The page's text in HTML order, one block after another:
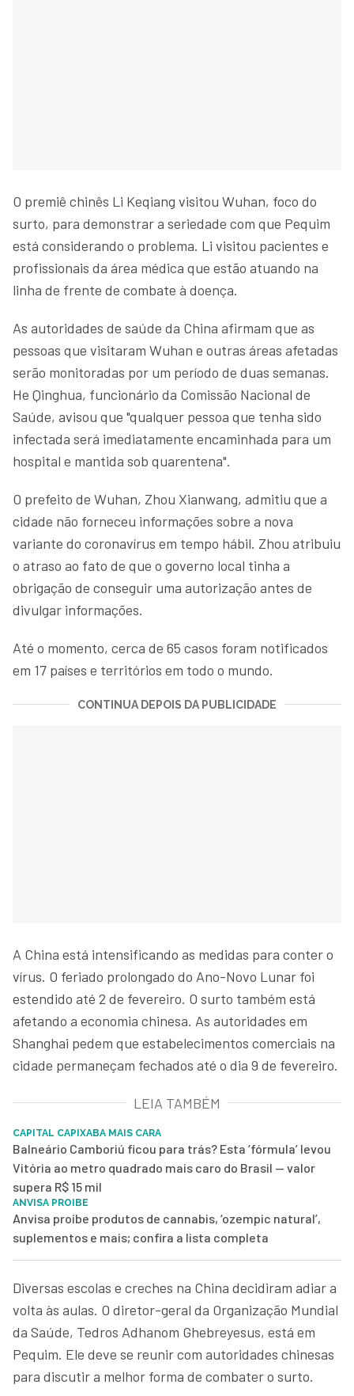
O premiê chinês Li Keqiang visitou Wuhan, foco do
surto, para demonstrar a seriedade com que Pequim
está considerando o problema. Li visitou pacientes e
profissionais da área médica que estão atuando na
linha de frente de combate à doença.
As autoridades de saúde da China afirmam que as
pessoas que visitaram Wuhan e outras áreas afetadas
serão monitoradas por um período de duas semanas.
He Qinghua, funcionário da Comissão Nacional de
Saúde, avisou que "qualquer pessoa que tenha sido
infectada será imediatamente encaminhada para um
hospital e mantida sob quarentena".
O prefeito de Wuhan, Zhou Xianwang, admitiu que a
cidade não forneceu informações sobre a nova
variante do coronavírus em tempo hábil. Zhou atribuiu
o atraso ao fato de que o governo local tinha a
obrigação de conseguir uma autorização antes de
divulgar informações.
Até o momento, cerca de 65 casos foram notificados
em 17 países e territórios em todo o mundo.
CONTINUA DEPOIS DA PUBLICIDADE
A China está intensificando as medidas para conter o
vírus. O feriado prolongado do Ano-Novo Lunar foi
estendido até 2 de fevereiro. O surto também está
afetando a economia chinesa. As autoridades em
Shanghai pedem que estabelecimentos comerciais na
cidade permaneçam fechados até o dia 9 de fevereiro.
LEIA TAMBÉM
CAPITAL CAPIXABA MAIS CARA
Balneário Camboriú ficou para trás? Esta ‘fórmula’ levou
Vitória ao metro quadrado mais caro do Brasil — valor
supera R$ 15 mil
ANVISA PROIBE
Anvisa proíbe produtos de cannabis, ‘ozempic natural’,
suplementos e mais; confira a lista completa
Diversas escolas e creches na China decidiram adiar a
volta às aulas. O diretor-geral da Organização Mundial
da Saúde, Tedros Adhanom Ghebreyesus, está em
Pequim. Ele deve se reunir com autoridades chinesas
para discutir a melhor forma de combater o surto.